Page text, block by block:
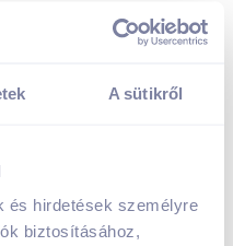
A sütikről
és hirdetések személyre
biztosításához,
35 g csokoládés-
Ft /kg
Ft /db(18% áfa)